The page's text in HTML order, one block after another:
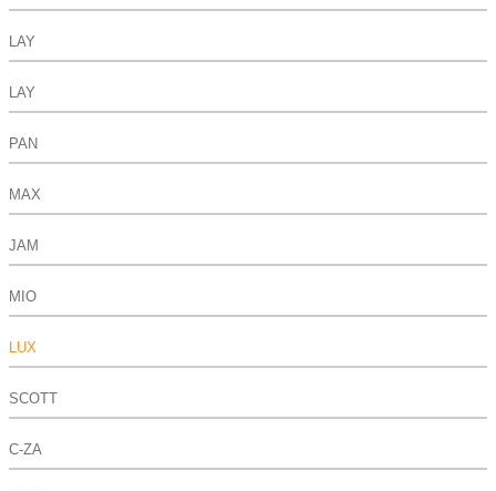
LAY
LAY
PAN
MAX
JAM
MIO
LUX
SCOTT
C-ZA